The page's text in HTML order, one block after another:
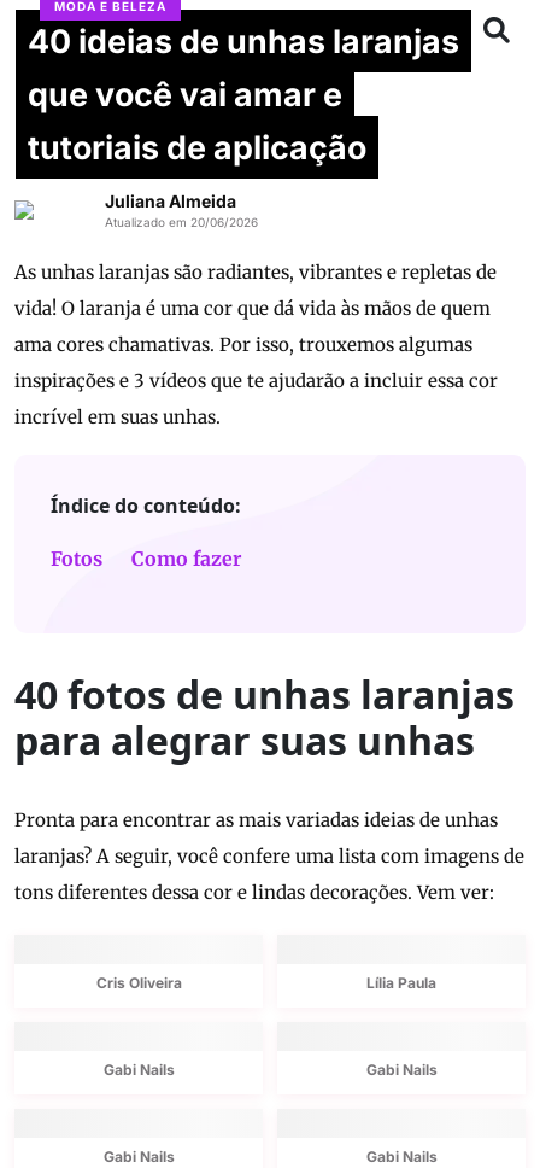
MODA E BELEZA
40 ideias de unhas laranjas
que você vai amar e
tutoriais de aplicação
Juliana Almeida
Atualizado em 20/06/2026
As unhas laranjas são radiantes, vibrantes e repletas de
vida! O laranja é uma cor que dá vida às mãos de quem
ama cores chamativas. Por isso, trouxemos algumas
inspirações e 3 vídeos que te ajudarão a incluir essa cor
incrível em suas unhas.
Índice do conteúdo:
Fotos Como fazer
40 fotos de unhas laranjas
para alegrar suas unhas
Pronta para encontrar as mais variadas ideias de unhas
laranjas? A seguir, você confere uma lista com imagens de
tons diferentes dessa cor e lindas decorações. Vem ver:
Cris Oliveira Lília Paula
Gabi Nails Gabi Nails
Gabi Nails Gabi Nails